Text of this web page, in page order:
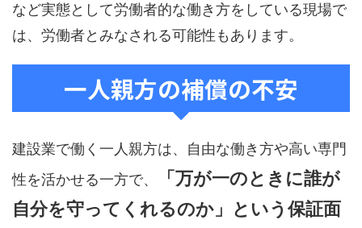
など実態として労働者的な働き方をしている現場で
は、労働者とみなされる可能性もあります。
一人親方の補償の不安
建設業で働く一人親方は、自由な働き方や高い専門
性を活かせる一方で、
「万が一のときに誰が
自分を守ってくれるのか」という保証面